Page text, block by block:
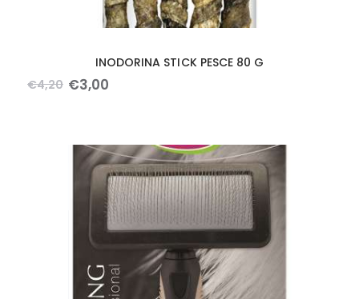
INODORINA STICK PESCE 80 G
€4,20 €3,00